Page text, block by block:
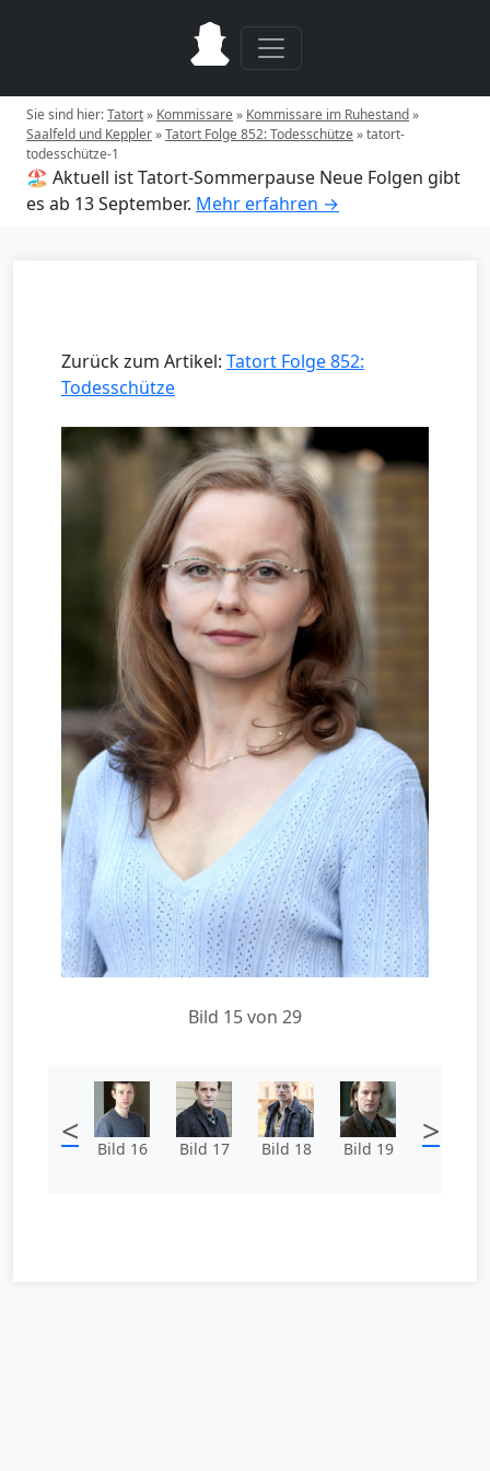
Sie sind hier:Tatort» Kommissare» Kommissare im Ruhestand»
Saalfeld und Keppler»Tatort Folge 852: Todesschütze»tatort-
todesschütze-1
🏖️ Aktuell ist Tatort-Sommerpause Neue Folgen gibt
es ab 13 September. Mehr erfahren →
Zurück zum Artikel: Tatort Folge 852:
Todesschütze
Bild 15 von 29
< Bild 16 Bild 17 Bild 18 Bild 19 >